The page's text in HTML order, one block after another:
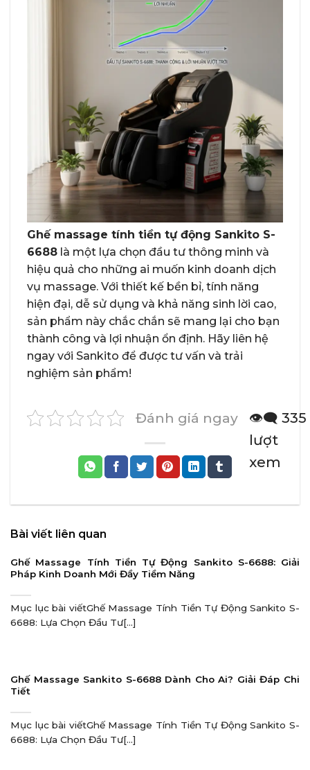
Ghế massage tính tiền tự động Sankito S-
6688 là một lựa chọn đầu tư thông minh và
hiệu quả cho những ai muốn kinh doanh dịch
vụ massage. Với thiết kế bền bỉ, tính năng
hiện đại, dễ sử dụng và khả năng sinh lời cao,
sản phẩm này chắc chắn sẽ mang lại cho bạn
thành công và lợi nhuận ổn định. Hãy liên hệ
ngay với Sankito để được tư vấn và trải
nghiệm sản phẩm!
Đánh giá ngay
👁️‍🗨️ 335
lượt
xem
Bài viết liên quan
Ghế Massage Tính Tiền Tự Động Sankito S-6688: Giải
Pháp Kinh Doanh Mới Đầy Tiềm Năng
Mục lục bài viếtGhế Massage Tính Tiền Tự Động Sankito S-
6688: Lựa Chọn Đầu Tư[...]
Ghế Massage Sankito S-6688 Dành Cho Ai? Giải Đáp Chi
Tiết
Mục lục bài viếtGhế Massage Tính Tiền Tự Động Sankito S-
6688: Lựa Chọn Đầu Tư[...]